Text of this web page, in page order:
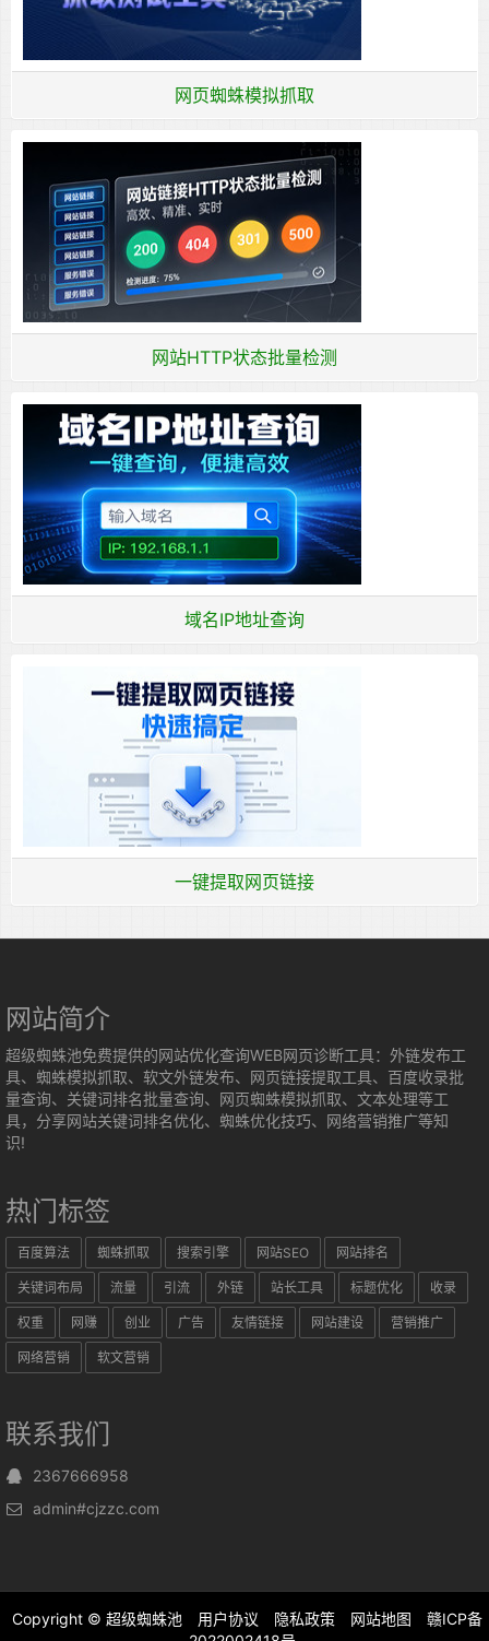
网页蜘蛛模拟抓取
网站HTTP状态批量检测
域名IP地址查询
一键提取网页链接
网站简介
超级蜘蛛池免费提供的网站优化查询WEB网页诊断工具：外链发布工
具、蜘蛛模拟抓取、软文外链发布、网页链接提取工具、百度收录批
量查询、关键词排名批量查询、网页蜘蛛模拟抓取、文本处理等工
具，分享网站关键词排名优化、蜘蛛优化技巧、网络营销推广等知
识!
热门标签
百度算法 蜘蛛抓取 搜索引擎 网站SEO 网站排名
关键词布局 流量 引流 外链 站长工具 标题优化 收录
权重 网赚 创业 广告 友情链接 网站建设 营销推广
网络营销 软文营销
联系我们
2367666958
admin#cjzzc.com
Copyright © 超级蜘蛛池 用户协议 隐私政策 网站地图
赣ICP备